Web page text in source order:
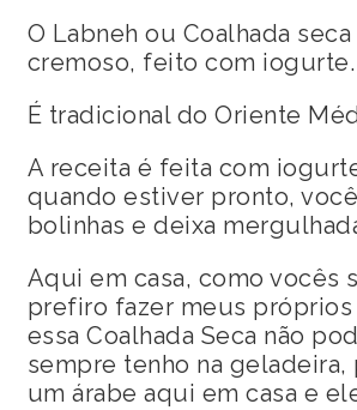
O Labneh ou Coalhada
cremoso, feito com iogurte.
É tradicional do Oriente
A receita é feita com
quando estiver pronto,
bolinhas e deixa
Aqui em casa, como vocês
prefiro fazer meus
essa Coalhada Seca não
sempre tenho na geladeira,
um árabe aqui em casa e